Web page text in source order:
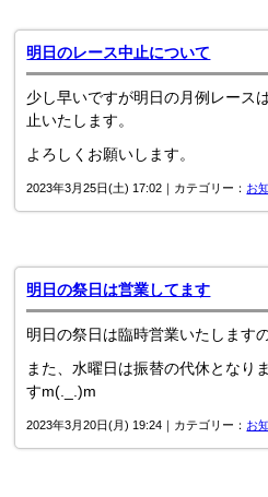
明日のレース中止について
少し早いですが明日の月例レース
止いたします。
よろしくお願いします。
2023年3月25日(土) 17:02｜カテゴリー： お
明日の祭日は営業してます
明日の祭日は臨時営業いたします
また、水曜日は振替の代休となり
すm(._.)m
2023年3月20日(月) 19:24｜カテゴリー： お